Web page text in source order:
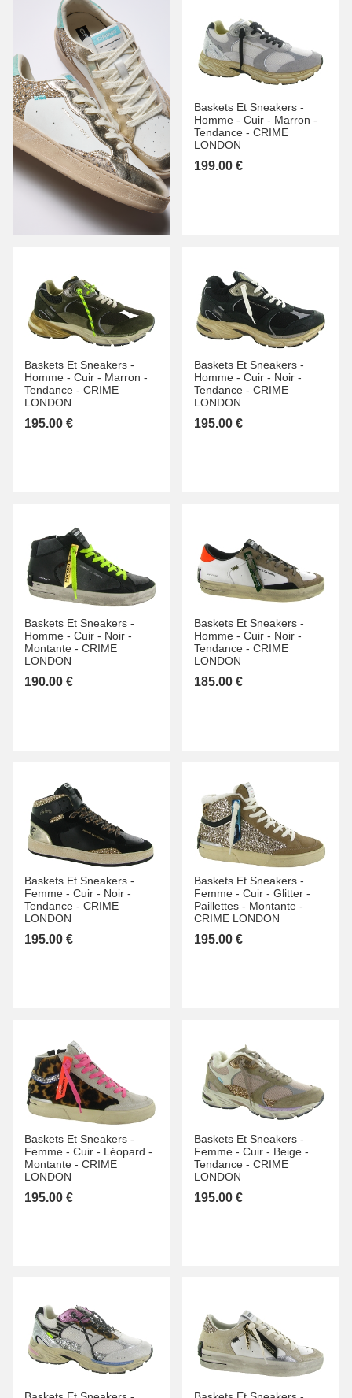
Baskets Et Sneakers -
Homme - Cuir - Marron -
Tendance - CRIME
LONDON
199.00 €
Baskets Et Sneakers -
Homme - Cuir - Marron -
Tendance - CRIME
LONDON
195.00 €
Baskets Et Sneakers -
Homme - Cuir - Noir -
Tendance - CRIME
LONDON
195.00 €
Baskets Et Sneakers -
Homme - Cuir - Noir -
Montante - CRIME
LONDON
190.00 €
Baskets Et Sneakers -
Homme - Cuir - Noir -
Tendance - CRIME
LONDON
185.00 €
Baskets Et Sneakers -
Femme - Cuir - Noir -
Tendance - CRIME
LONDON
195.00 €
Baskets Et Sneakers -
Femme - Cuir - Glitter -
Paillettes - Montante -
CRIME LONDON
195.00 €
Baskets Et Sneakers -
Femme - Cuir - Léopard -
Montante - CRIME
LONDON
195.00 €
Baskets Et Sneakers -
Femme - Cuir - Beige -
Tendance - CRIME
LONDON
195.00 €